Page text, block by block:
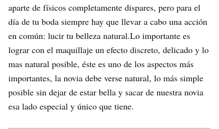
aparte de físicos completamente dispares, pero para el
día de tu boda siempre hay que llevar a cabo una acción
en común: lucir tu belleza natural.Lo importante es
lograr con el maquillaje un efecto discreto, delicado y lo
mas natural posible, éste es uno de los aspectos más
importantes, la novia debe verse natural, lo más simple
posible sin dejar de estar bella y sacar de nuestra novia
esa lado especial y único que tiene.